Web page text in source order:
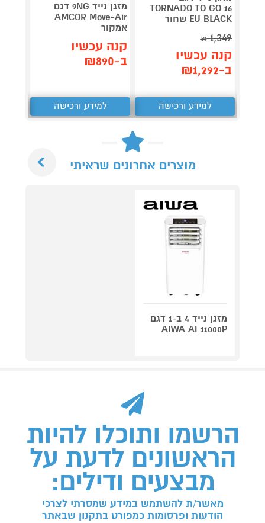
TORNADO TO GO 16
EU BLACK שחור
1,349
₪
קנה עכשיו
ב-₪1,292
למידע ורכישה
מזגן נייד 9NG דגם
AMCOR Move-Air
אמקור
קנה עכשיו
ב-₪890
למידע ורכישה
מוצרים אחרונים שראיתי
מזגן נייד 4 ב-1 דגם
AIWA AI 11000P
הרשמו ותוכלו להיות
הראשונים לדעת על
מבצעים ודילים:
מאשר/ת להשתמש במידע שמסרתי לצרכי
הודעות ופרסומות כמפורט בתקנון שבאתר